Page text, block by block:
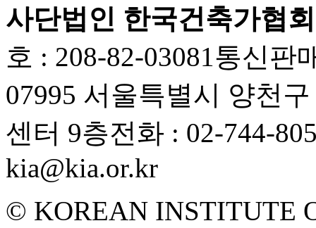
사단법인 한국건축가협회
호 : 208-82-03081 통신판
07995 서울특별시 양천
센터 9층전화 : 02-744-
kia@kia.or.kr
© KOREAN INSTITUTE